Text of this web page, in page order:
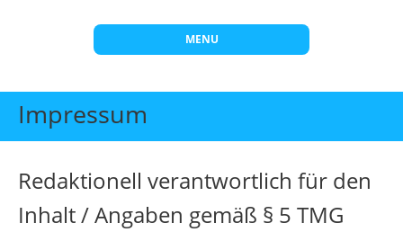
MENU
Start
Themen
Individuelle Schulungen
Offene Seminare
Impressum
Redaktionell verantwortlich für den
Inhalt / Angaben gemäß § 5 TMG